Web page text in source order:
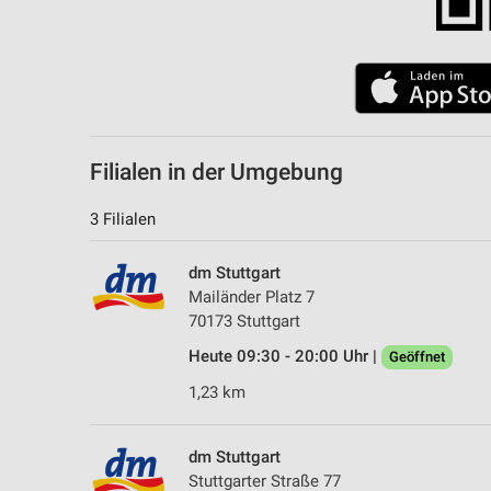
Filialen in der Umgebung
3 Filialen
dm Stuttgart
Mailänder Platz 7
70173 Stuttgart
Heute 09:30 - 20:00 Uhr |
Geöffnet
1,23 km
dm Stuttgart
Stuttgarter Straße 77